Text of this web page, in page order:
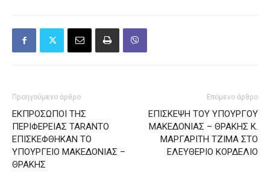
Προηγούμενο άρθρο
ΕΚΠΡΟΣΩΠΟΙ ΤΗΣ
ΠΕΡΙΦΕΡΕΙΑΣ TARANTO
ΕΠΙΣΚΕΦΘΗΚΑΝ ΤΟ
ΥΠΟΥΡΓΕΙΟ ΜΑΚΕΔΟΝΙΑΣ –
ΘΡΑΚΗΣ
Επόμενο άρθρο
ΕΠΙΣΚΕΨΗ ΤΟΥ ΥΠΟΥΡΓΟΥ
ΜΑΚΕΔΟΝΙΑΣ – ΘΡΑΚΗΣ Κ.
ΜΑΡΓΑΡΙΤΗ ΤΖΙΜΑ ΣΤΟ
ΕΛΕΥΘΕΡΙΟ ΚΟΡΔΕΛΙΟ